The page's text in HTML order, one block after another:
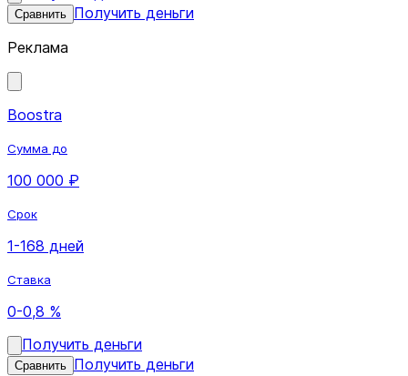
Сравнить Получить деньги
Реклама
Boostra
Сумма до
100 000 ₽
Срок
1-168 дней
Ставка
0-0,8 %
Получить деньги
Сравнить Получить деньги